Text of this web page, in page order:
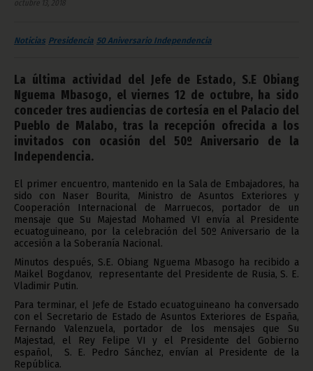
octubre 13, 2018
Noticias Presidencia 50 Aniversario Independencia
La última actividad del Jefe de Estado, S.E Obiang
Nguema Mbasogo, el viernes 12 de octubre, ha sido
conceder tres audiencias de cortesía en el Palacio del
Pueblo de Malabo, tras la recepción ofrecida a los
invitados con ocasión del 50º Aniversario de la
Independencia.
El primer encuentro, mantenido en la Sala de Embajadores, ha
sido con Naser Bourita, Ministro de Asuntos Exteriores y
Cooperación Internacional de Marruecos, portador de un
mensaje que Su Majestad Mohamed VI envía al Presidente
ecuatoguineano, por la celebración del 50º Aniversario de la
accesión a la Soberanía Nacional.
Minutos después, S.E. Obiang Nguema Mbasogo ha recibido a
Maikel Bogdanov, representante del Presidente de Rusia, S. E.
Vladimir Putin.
Para terminar, el Jefe de Estado ecuatoguineano ha conversado
con el Secretario de Estado de Asuntos Exteriores de España,
Fernando Valenzuela, portador de los mensajes que Su
Majestad, el Rey Felipe VI y el Presidente del Gobierno
español, S. E. Pedro Sánchez, envían al Presidente de la
República.